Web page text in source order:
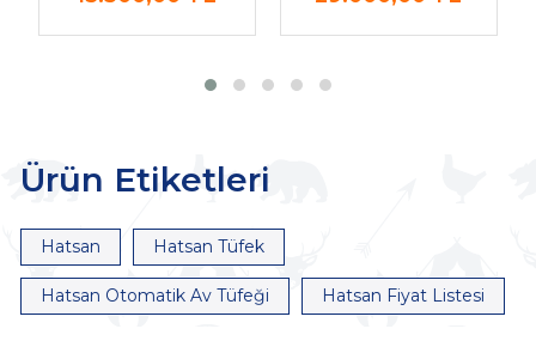
Ürün Etiketleri
Hatsan Hatsan Tüfek
Hatsan Otomatik Av Tüfeği Hatsan Fiyat Listesi